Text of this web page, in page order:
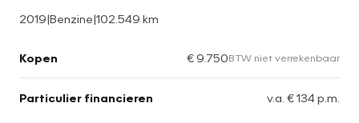
2019|Benzine|102.549 km
Kopen € 9.750BTW niet verrekenbaar
Particulier financieren v.a. € 134 p.m.